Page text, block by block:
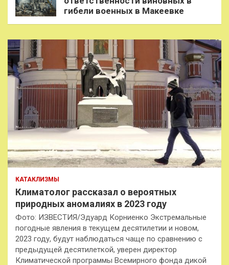
гибели военных в Макеевке
КАТАКЛИЗМЫ
Климатолог рассказал о вероятных
природных аномалиях в 2023 году
Фото: ИЗВЕСТИЯ/Эдуард Корниенко Экстремальные
погодные явления в текущем десятилетии и новом,
2023 году, будут наблюдаться чаще по сравнению с
предыдущей десятилеткой, уверен директор
Климатической программы Всемирного фонда дикой